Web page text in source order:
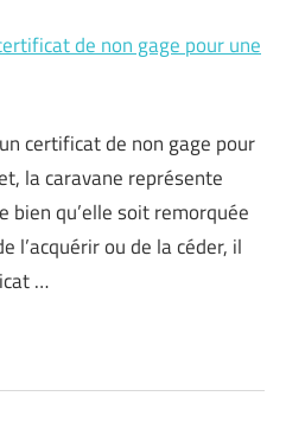
de non gage pour une
certificat de non gage pour
la caravane représente
bien qu’elle soit remorquée
l’acquérir ou de la céder, il
…